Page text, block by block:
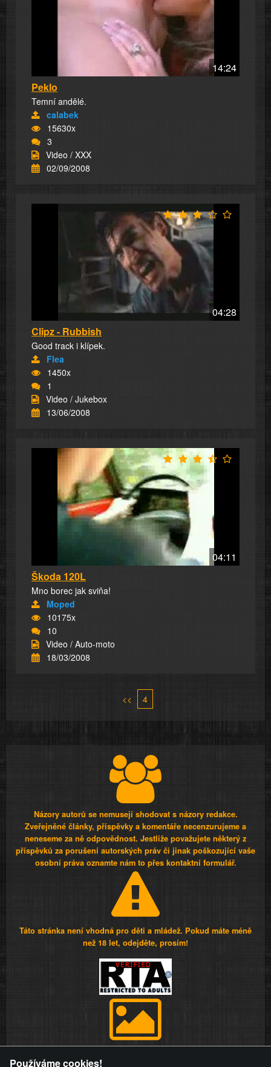
14:24
Peklo
Temní andělé.
calabek
15630x
3
Video / XXX
02/09/2008
04:28
Clipz - Rubbish
Good track i klípek.
Flea
1450x
1
Video / Jukebox
13/06/2008
04:11
Škoda 120L
Mno borec jak sviňa!
Moped
10175x
10
Video / Auto-moto
18/03/2008
<< 4
Názory autorů se nemusejí shodovat s názory redakce.
Zveřejněné články, příspěvky a komentáře necenzurujeme a
neneseme za ně odpovědnost. Jestliže považujete některý z
příspěvků za porušení autorských práv či jinak poškozující vaše
osobní práva oznamte nám to přes kontaktní formulář.
Táto stránka není vhodná pro děti a mládež. Pokud máte méně
než 18 let, odejděte, prosím!
Používáme cookies!